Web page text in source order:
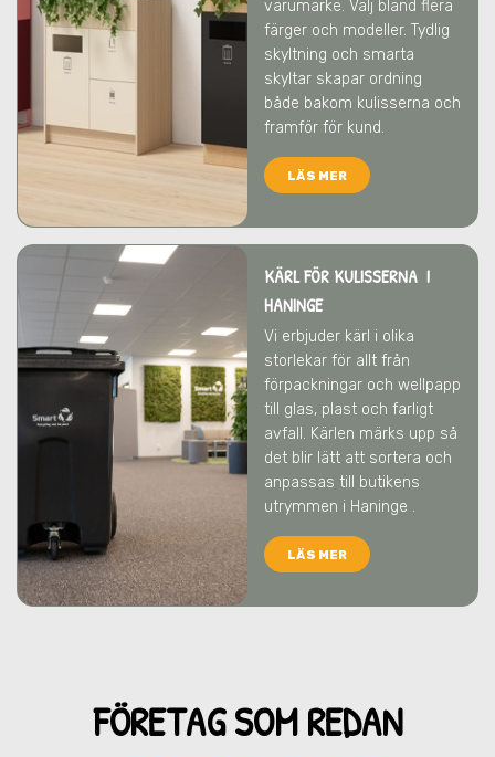
varumärke. Välj bland flera
färger och modeller. Tydlig
skyltning och smarta
skyltar skapar ordning
både bakom kulisserna och
framför för kund.
LÄS MER
KÄRL FÖR KULISSERNA I
HANINGE
Vi erbjuder kärl i olika
storlekar för allt från
förpackningar och wellpapp
till glas, plast och farligt
avfall. Kärlen märks upp så
det blir lätt att sortera och
anpassas till butikens
utrymmen i Haninge .
LÄS MER
FÖRETAG SOM REDAN